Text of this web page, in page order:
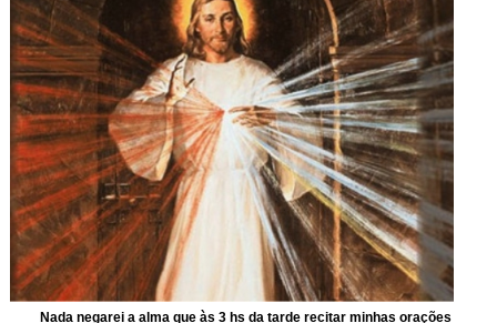
Nada negarei a alma que às 3 hs da tarde recitar minhas orações